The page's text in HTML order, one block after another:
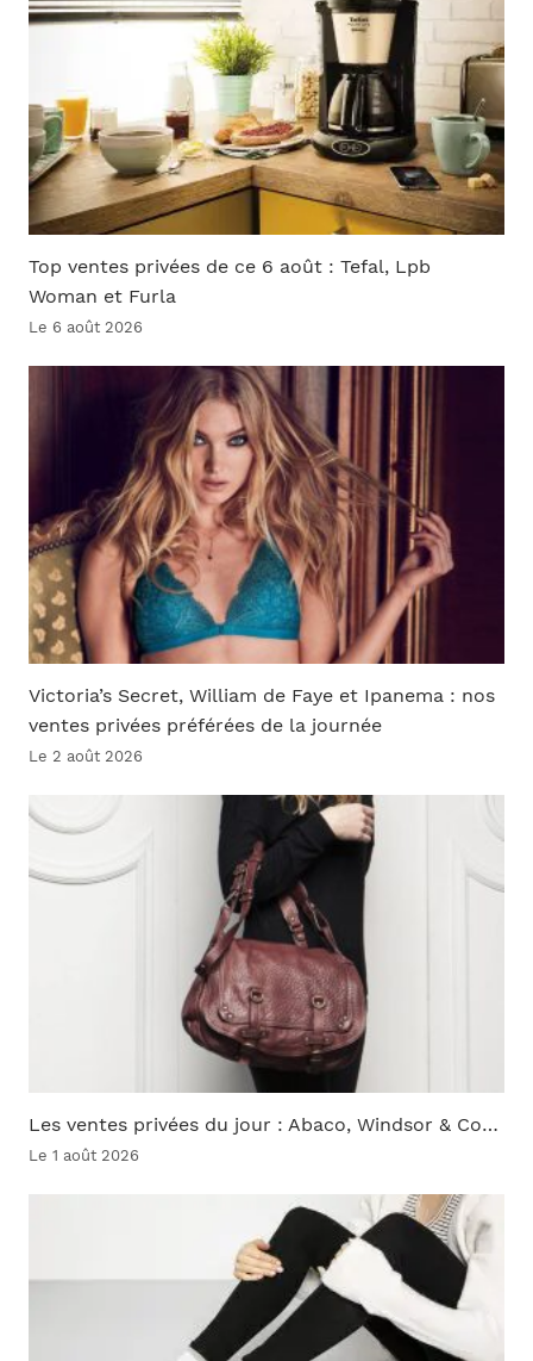
Top ventes privées de ce 6 août : Tefal, Lpb
Woman et Furla
Le 6 août 2026
Victoria’s Secret, William de Faye et Ipanema : nos
ventes privées préférées de la journée
Le 2 août 2026
Les ventes privées du jour : Abaco, Windsor & Co…
Le 1 août 2026